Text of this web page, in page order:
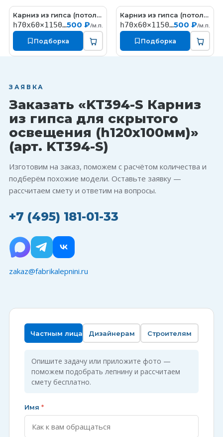
КT327Карниз из гипса (потолочный плинтус) (h70x60мм)
h70x60×1150мм500 ₽/м.п.
Подборка
КT324Карниз из гипса (потолочный плинтус) (h70x60мм)
h70x60×1150мм500 ₽/м.п.
Подборка
ЗАЯВКА
Заказать «KT394-S Карниз
из гипса для скрытого
освещения (h120x100мм)»
(арт. KT394-S)
Изготовим на заказ, поможем с расчётом количества и
подберём похожие модели. Оставьте заявку —
рассчитаем смету и ответим на вопросы.
+7 (495) 181-01-33
zakaz@fabrikalepnini.ru
Частным лицам Дизайнерам Строителям
Опишите задачу или приложите фото —
поможем подобрать лепнину и рассчитаем
смету бесплатно.
Имя *